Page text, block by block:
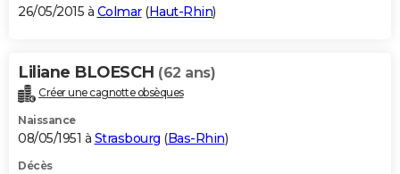
26/05/2015 à Colmar(Haut-Rhin)
Liliane BLOESCH (62 ans)
Créer une cagnotte obsèques
Naissance
08/05/1951 à Strasbourg (Bas-Rhin)
Décès